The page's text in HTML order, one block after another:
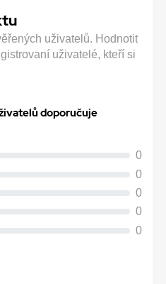
uživatelů. Hodnotit
uživatelé, kteří si
doporučuje
0
0
0
0
0